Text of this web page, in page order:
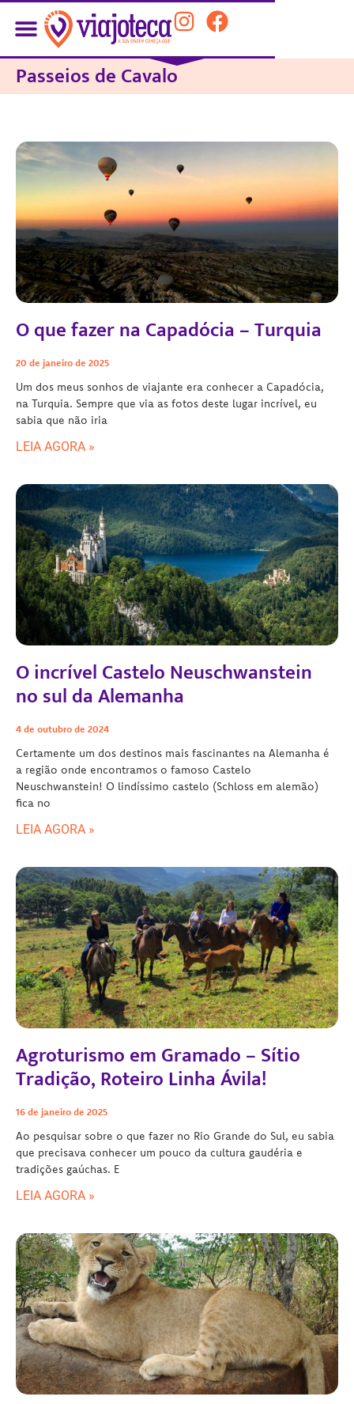
Passeios de Cavalo
O que fazer na Capadócia – Turquia
20 de janeiro de 2025
Um dos meus sonhos de viajante era conhecer a Capadócia,
na Turquia. Sempre que via as fotos deste lugar incrível, eu
sabia que não iria
LEIA AGORA »
O incrível Castelo Neuschwanstein
no sul da Alemanha
4 de outubro de 2024
Certamente um dos destinos mais fascinantes na Alemanha é
a região onde encontramos o famoso Castelo
Neuschwanstein! O lindíssimo castelo (Schloss em alemão)
fica no
LEIA AGORA »
Agroturismo em Gramado – Sítio
Tradição, Roteiro Linha Ávila!
16 de janeiro de 2025
Ao pesquisar sobre o que fazer no Rio Grande do Sul, eu sabia
que precisava conhecer um pouco da cultura gaudéria e
tradições gaúchas. E
LEIA AGORA »